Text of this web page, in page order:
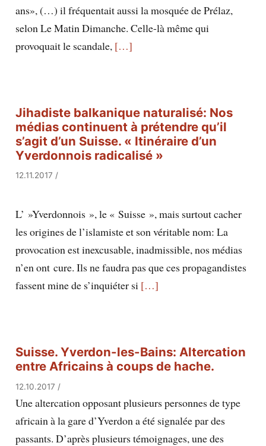
ans», (…) il fréquentait aussi la mosquée de Prélaz,
selon Le Matin Dimanche. Celle-là même qui
provoquait le scandale, […]
Jihadiste balkanique naturalisé: Nos
médias continuent à prétendre qu’il
s’agit d’un Suisse. « Itinéraire d’un
Yverdonnois radicalisé »
12.11.2017 /
L’ »Yverdonnois », le « Suisse », mais surtout cacher
les origines de l’islamiste et son véritable nom: La
provocation est inexcusable, inadmissible, nos médias
n’en ont cure. Ils ne faudra pas que ces propagandistes
fassent mine de s’inquiéter si […]
Suisse. Yverdon-les-Bains: Altercation
entre Africains à coups de hache.
12.10.2017 /
Une altercation opposant plusieurs personnes de type
africain à la gare d’Yverdon a été signalée par des
passants. D’après plusieurs témoignages, une des